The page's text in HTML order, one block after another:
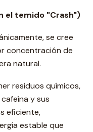
el temido "Crash")
se cree
concentración de
natural.
residuos químicos,
y sus
eficiente,
estable que